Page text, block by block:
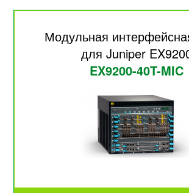
Модульная
для Juniper
EX9200-40T-MIC